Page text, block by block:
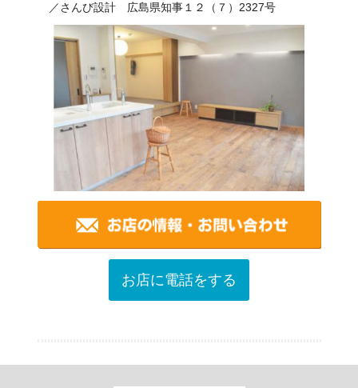
／さんび設計 広島県知事１２（７）2327号
お店に電話をする